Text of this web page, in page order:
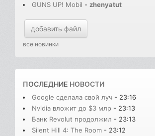
GUNS UP! Mobil - zhenyatut
добавить файл
все новинки
ПОСЛЕДНИЕ НОВОСТИ
Google сделала свой луч - 23:16
Nvidia вложит до $3 млр - 23:13
Банк Revolut продолжил - 23:13
Silent Hill 4: The Room - 23:12